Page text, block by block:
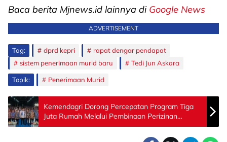
Baca berita Mjnews.id lainnya di Google News
ADVERTISEMENT
Tag: dprd kepri
rapat dengar pendapat
sistem penerimaan murid baru
Tedi Jun Askara
Topik: Penerimaan Murid
Kemendagri Dorong Percepatan Program Tiga
Juta Rumah Melalui Pembinaan Perizinan
Daerah